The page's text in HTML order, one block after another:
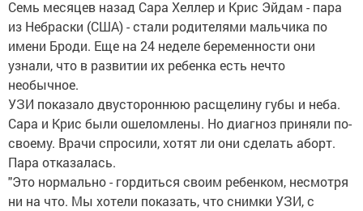
Семь месяцев назад Сара Хеллер и Крис Эйдам - пара
из Небраски (США) - стали родителями мальчика по
имени Броди. Еще на 24 неделе беременности они
узнали, что в развитии их ребенка есть нечто
необычное.
УЗИ показало двустороннюю расщелину губы и неба.
Сара и Крис были ошеломлены. Но диагноз приняли по-
своему. Врачи спросили, хотят ли они сделать аборт.
Пара отказалась.
"Это нормально - гордиться своим ребенком, несмотря
ни на что. Мы хотели показать, что снимки УЗИ, с